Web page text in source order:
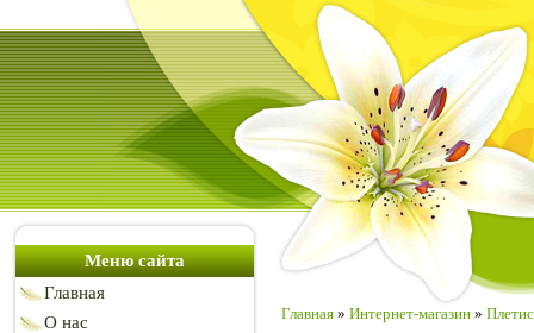
Меню сайта
Главная
О нас
Главная » Интернет-магазин »